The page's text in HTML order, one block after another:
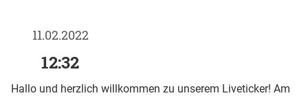
11.02.2022
12:32
Hallo und herzlich willkommen zu unserem Liveticker! Am